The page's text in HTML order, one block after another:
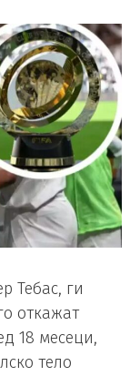
Тебас, ги
откажат
18 месеци,
тело